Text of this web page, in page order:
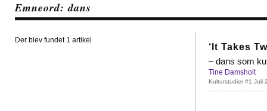
Emneord: dans
Der blev fundet 1 artikel
‘It Takes
– dans som
Tine Damsholt
Kulturstudier #1 Juli